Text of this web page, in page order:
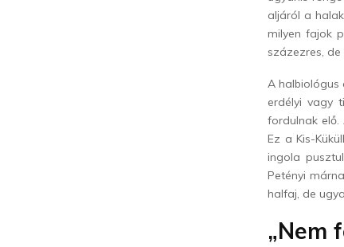
aljáról a
milyen fajok
százezres,
A halbiológus
erdélyi vagy
fordulnak elő.
Ez a Kis-
ingola
Petényi
halfaj, de
„Nem